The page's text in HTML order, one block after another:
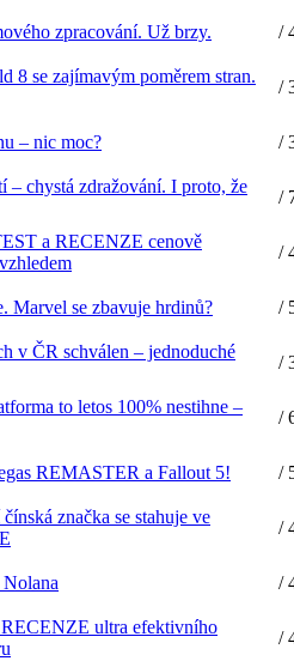
zpracování. Už brzy. /
8 se zajímavým poměrem stran.
/
– nic moc? /
chystá zdražování. I proto, že
/
a RECENZE cenově
/
Marvel se zbavuje hrdinů? /
v ČR schválen – jednoduché
/
to letos 100% nestihne –
/
REMASTER a Fallout 5! /
značka se stahuje ve
/
/
ultra efektivního
/